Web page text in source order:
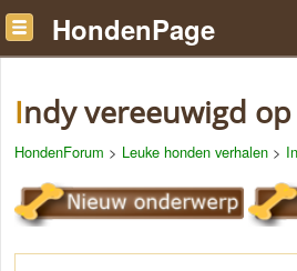
HondenPage
Indy vereeuwigd
HondenForum > Leuke honden verhalen >